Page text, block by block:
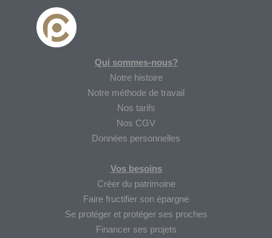
Qui sommes-nous?
Notre histoire
Notre méthode de travail
Nos tarifs
Nos CGV
Données personnelles
Vos besoins
Créer du patrimoine
Faire fructifier son épargne
Se protéger et protéger ses proches
Financer ses projets